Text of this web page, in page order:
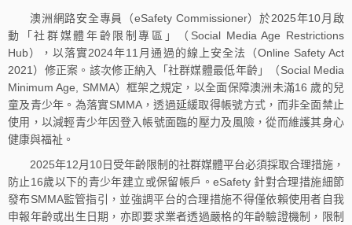
澳洲網路安全專員（eSafety Commissioner）於2025年10月啟
動「社群媒體年齡限制專區」（Social Media Age Restrictions
Hub），以落實2024年11月通過的線上安全法（Online Safety Act
2021）修正案。該次修正納入「社群媒體最低年齡」（Social Media
Minimum Age, SMMA）框架之規定，以全面保障澳洲未滿16 歲的兒
童及青少年。為落實SMMA，透過延緩取得帳號方式，而非全面禁止
使用，以減輕青少年因登入帳號面臨的壓力及風險，從而維護其身心
健康與福祉。
2025年12月10日受年齡限制的社群媒體平台必須採取合理措施，
防止16歲以下的青少年建立或保留帳戶。eSafety 針對合理措施細節
發布SMMA監管指引，並強調平台的合理措施不得僅依賴使用者自我
申報年齡或出生日期，亦即要求業者透過嚴格的年齡驗證機制，限制